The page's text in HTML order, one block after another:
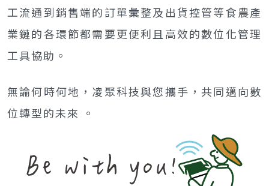
工流通到銷售端的訂單彙整及出貨控管等食農產
業鏈的各環節都需要更便利且高效的數位化管理
工具協助。
無論何時何地，凌聚科技與您攜手，共同邁向數
位轉型的未來 。